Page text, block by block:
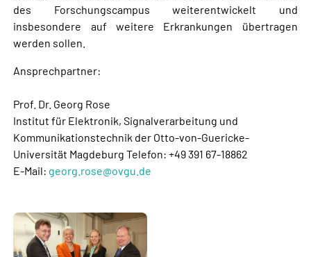
des Forschungscampus weiterentwickelt und
insbesondere auf weitere Erkrankungen übertragen
werden sollen.
Ansprechpartner:
Prof. Dr. Georg Rose
Institut für Elektronik, Signalverarbeitung und
Kommunikationstechnik der Otto-von-Guericke-
Universität Magdeburg Telefon: +49 391 67-18862
E-Mail: georg.rose@ovgu.de